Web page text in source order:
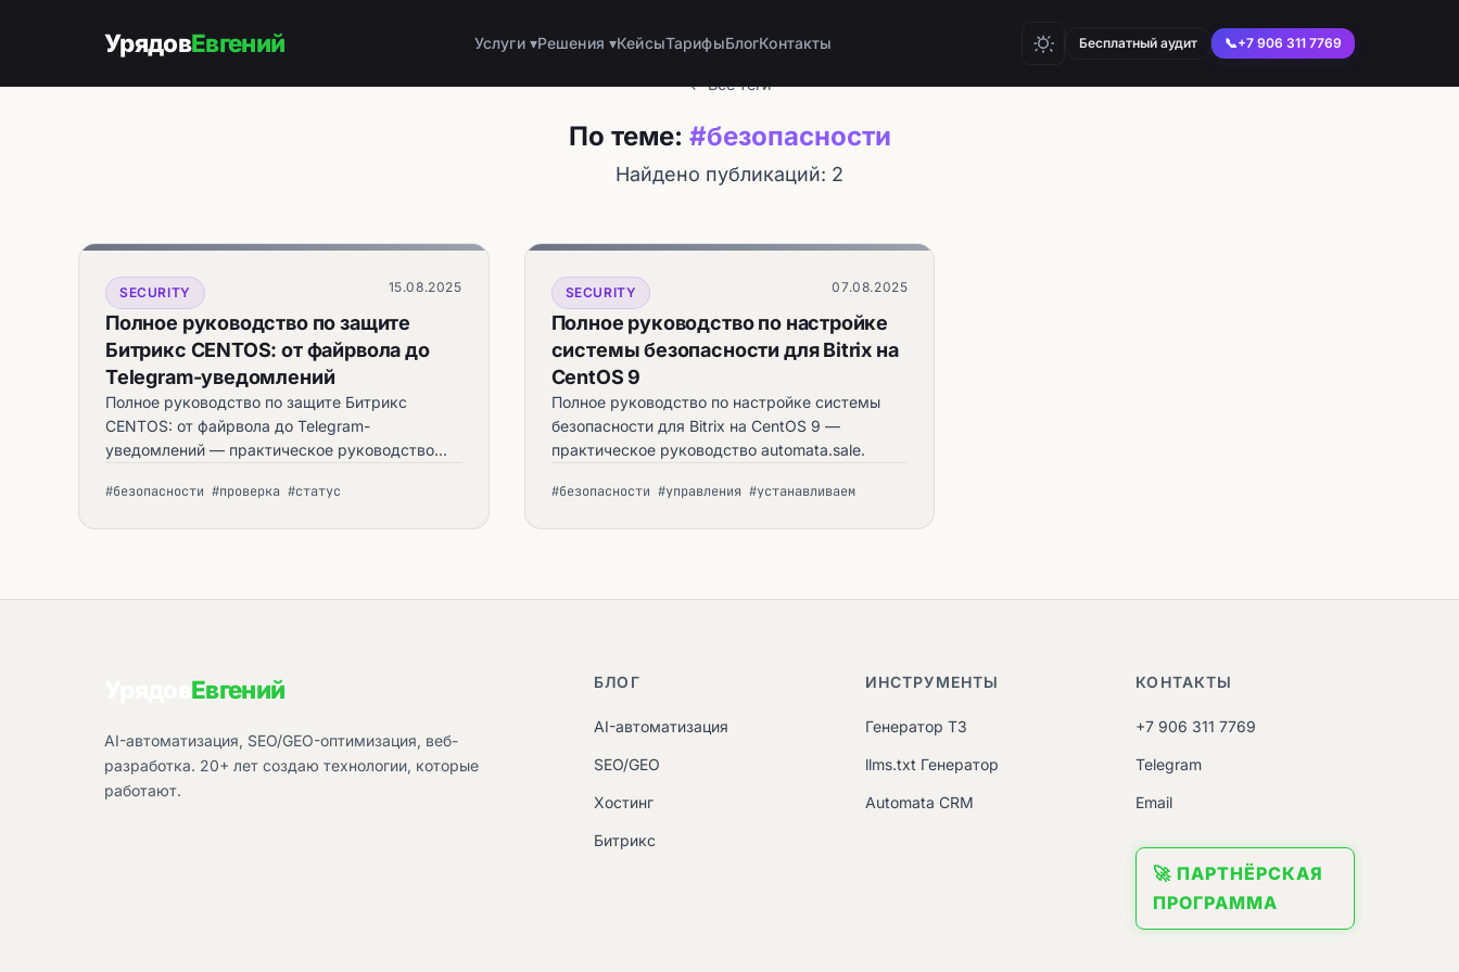
УрядовЕвгений Услуги ▾Решения ▾КейсыТарифыБлогКонтакты Бесплатный аудит 📞+7 906 311 7769
← Все теги
По теме: #безопасности
Найдено публикаций: 2
SECURITY 15.08.2025
Полное руководство по защите
Битрикс CENTOS: от файрвола до
Telegram-уведомлений
Полное руководство по защите Битрикс
CENTOS: от файрвола до Telegram-
уведомлений — практическое руководство
#безопасности #проверка #статус
SECURITY 07.08.2025
Полное руководство по настройке
системы безопасности для Bitrix на
CentOS 9
Полное руководство по настройке системы
безопасности для Bitrix на CentOS 9 —
практическое руководство automata.sale.
#безопасности #управления #устанавливаем
Евгений
AI-автоматизация, SEO/GEO-оптимизация, веб-
разработка. 20+ лет создаю технологии, которые
работают.
БЛОГ
AI-автоматизация
SEO/GEO
Хостинг
Битрикс
ИНСТРУМЕНТЫ
Генератор ТЗ
llms.txt Генератор
Automata CRM
КОНТАКТЫ
+7 906 311 7769
Telegram
Email
🚀 ПАРТНЁРСКАЯ
ПРОГРАММА